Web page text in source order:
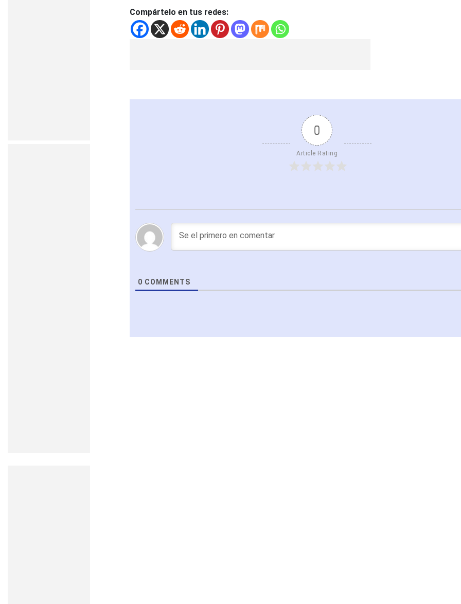
Compártelo en tus redes:
0
Article Rating
0 COMMENTS